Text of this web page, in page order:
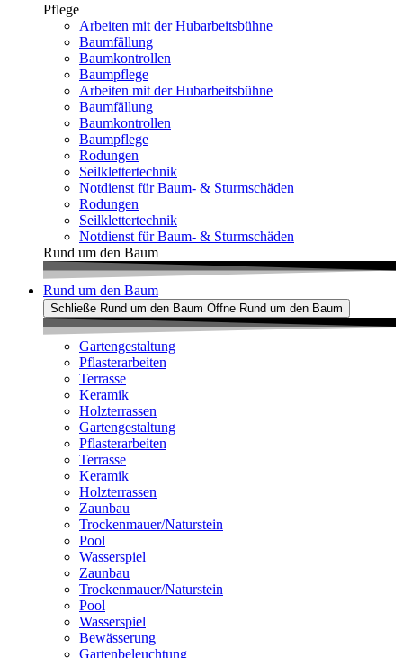
Pflege
Arbeiten mit der Hubarbeitsbühne
Baumfällung
Baumkontrollen
Baumpflege
Arbeiten mit der Hubarbeitsbühne
Baumfällung
Baumkontrollen
Baumpflege
Rodungen
Seilklettertechnik
Notdienst für Baum- & Sturmschäden
Rodungen
Seilklettertechnik
Notdienst für Baum- & Sturmschäden
Rund um den Baum
Rund um den Baum
Schließe Rund um den Baum Öffne Rund um den Baum
Gartengestaltung
Pflasterarbeiten
Terrasse
Keramik
Holzterrassen
Gartengestaltung
Pflasterarbeiten
Terrasse
Keramik
Holzterrassen
Zaunbau
Trockenmauer/Naturstein
Pool
Wasserspiel
Zaunbau
Trockenmauer/Naturstein
Pool
Wasserspiel
Bewässerung
Gartenbeleuchtung